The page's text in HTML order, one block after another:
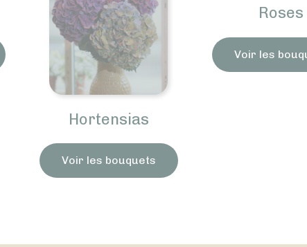
Hortensias
Voir les bouquets
Roses
Voir les